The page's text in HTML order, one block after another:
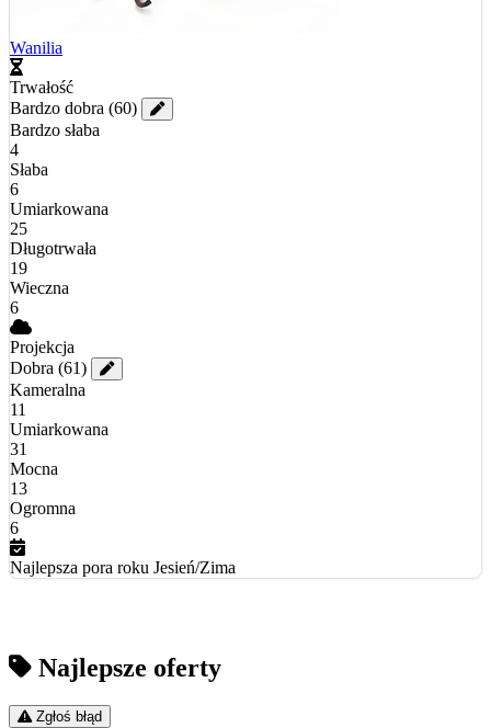
Wanilia
Trwałość
Bardzo dobra (60)
Bardzo słaba
4
Słaba
6
Umiarkowana
25
Długotrwała
19
Wieczna
6
Projekcja
Dobra (61)
Kameralna
11
Umiarkowana
31
Mocna
13
Ogromna
6
Najlepsza pora roku Jesień/Zima
Najlepsze oferty
Zgłoś błąd